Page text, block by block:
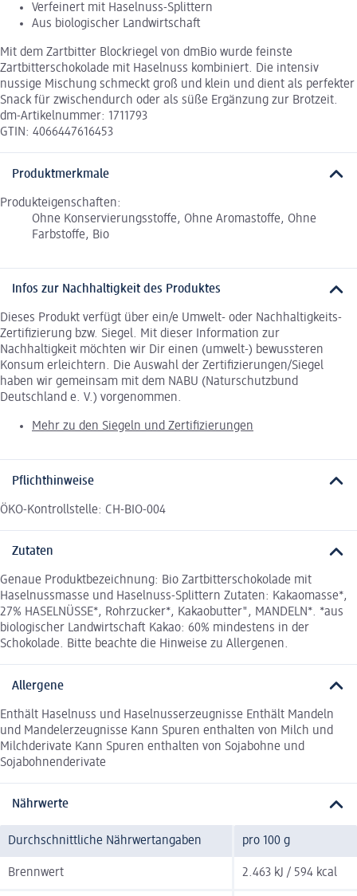
Verfeinert mit Haselnuss-Splittern
Aus biologischer Landwirtschaft
Mit dem Zartbitter Blockriegel von dmBio wurde feinste
Zartbitterschokolade mit Haselnuss kombiniert. Die intensiv
nussige Mischung schmeckt groß und klein und dient als perfekter
Snack für zwischendurch oder als süße Ergänzung zur Brotzeit.
dm-Artikelnummer: 1711793
GTIN: 4066447616453
Produktmerkmale
Produkteigenschaften:
Ohne Konservierungsstoffe, Ohne Aromastoffe, Ohne
Farbstoffe, Bio
Infos zur Nachhaltigkeit des Produktes
Dieses Produkt verfügt über ein/e Umwelt- oder Nachhaltigkeits-
Zertifizierung bzw. Siegel. Mit dieser Information zur
Nachhaltigkeit möchten wir Dir einen (umwelt-) bewussteren
Konsum erleichtern. Die Auswahl der Zertifizierungen/Siegel
haben wir gemeinsam mit dem NABU (Naturschutzbund
Deutschland e. V.) vorgenommen.
Mehr zu den Siegeln und Zertifizierungen
Pflichthinweise
ÖKO-Kontrollstelle: CH-BIO-004
Zutaten
Genaue Produktbezeichnung: Bio Zartbitterschokolade mit
Haselnussmasse und Haselnuss-Splittern Zutaten: Kakaomasse*,
27% HASELNÜSSE*, Rohrzucker*, Kakaobutter", MANDELN*. *aus
biologischer Landwirtschaft Kakao: 60% mindestens in der
Schokolade. Bitte beachte die Hinweise zu Allergenen.
Allergene
Enthält Haselnuss und Haselnusserzeugnisse Enthält Mandeln
und Mandelerzeugnisse Kann Spuren enthalten von Milch und
Milchderivate Kann Spuren enthalten von Sojabohne und
Sojabohnenderivate
Nährwerte
Durchschnittliche Nährwertangaben pro 100 g
Brennwert 2.463 kJ / 594 kcal